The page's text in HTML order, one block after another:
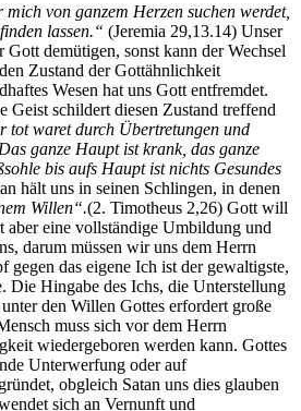
mich von ganzem Herzen suchen werdet,
lassen.“ (Jeremia 29,13.14) Unser
Gott demütigen, sonst kann der Wechsel
Zustand der Gottähnlichkeit
Wesen hat uns Gott entfremdet.
Geist schildert diesen Zustand treffend
tot waret durch Übertretungen und
ganze Haupt ist krank, das ganze
bis aufs Haupt ist nichts Gesundes
hält uns in seinen Schlingen, in denen
Willen“.(2. Timotheus 2,26) Gott will
aber eine vollständige Umbildung und
darum müssen wir uns dem Herrn
gegen das eigene Ich ist der gewaltigste,
Die Hingabe des Ichs, die Unterstellung
den Willen Gottes erfordert große
muss sich vor dem Herrn
wiedergeboren werden kann. Gottes
Unterwerfung oder auf
obgleich Satan uns dies glauben
sich an Vernunft und